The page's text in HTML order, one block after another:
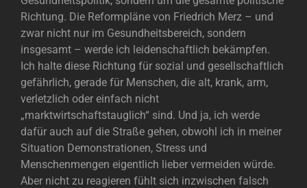
Richtung. Die Reformpläne von Friedrich Merz – und
zwar nicht nur im Gesundheitsbereich, sondern
insgesamt – werde ich leidenschaftlich bekämpfen.
Ich halte diese Richtung für sozial und gesellschaftlich
gefährlich, gerade für Menschen, die alt, krank, arm,
verletzlich oder einfach nicht
„marktwirtschaftstauglich“ sind. Und ja, ich werde
dafür auch auf die Straße gehen, obwohl ich in meiner
Situation Demonstrationen, Stress und
Menschenmengen eigentlich lieber vermeiden würde.
Aber nicht zu reagieren fühlt sich inzwischen falsch